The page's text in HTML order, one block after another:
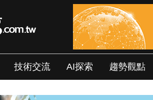
技術交流 AI探索 趨勢觀點